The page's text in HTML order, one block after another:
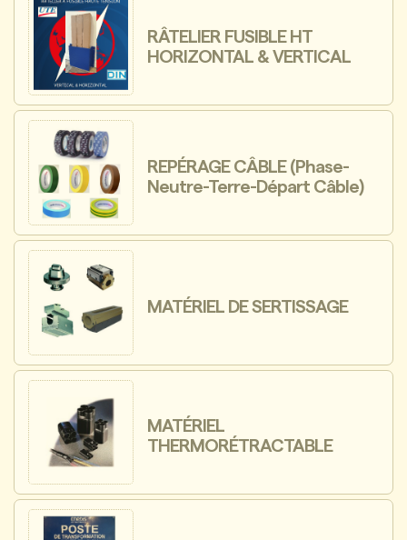
RÂTELIER FUSIBLE HT
HORIZONTAL & VERTICAL
REPÉRAGE CÂBLE (Phase-
Neutre-Terre-Départ Câble)
MATÉRIEL DE SERTISSAGE
MATÉRIEL
THERMORÉTRACTABLE